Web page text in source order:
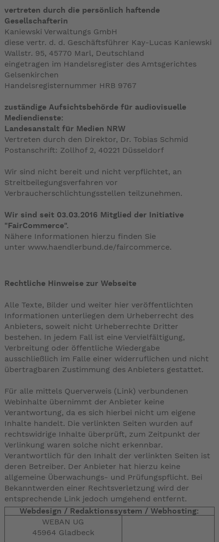
vertreten durch die persönlich haftende
Gesellschafterin
Kaniewski Verwaltungs GmbH
diese vertr. d. d. Geschäftsführer Kay-Lucas Kaniewski
Wallstr. 95, 45770 Marl, Deutschland
eingetragen im Handelsregister des Amtsgerichtes
Gelsenkirchen
Handelsregisternummer HRB 9767
zuständige Aufsichtsbehörde für audiovisuelle
Mediendienste:
Landesanstalt für Medien NRW
Vertreten durch den Direktor, Dr. Tobias Schmid
Postanschrift: Zollhof 2, 40221 Düsseldorf
Wir sind nicht bereit und nicht verpflichtet, an
Streitbeilegungsverfahren vor
Verbraucherschlichtungsstellen teilzunehmen.
Wir sind seit 03.03.2016 Mitglied der Initiative
"FairCommerce".
Nähere Informationen hierzu finden Sie
unter www.haendlerbund.de/faircommerce.
Rechtliche Hinweise zur Webseite
Alle Texte, Bilder und weiter hier veröffentlichten
Informationen unterliegen dem Urheberrecht des
Anbieters, soweit nicht Urheberrechte Dritter
bestehen. In jedem Fall ist eine Vervielfältigung,
Verbreitung oder öffentliche Wiedergabe
ausschließlich im Falle einer widerruflichen und nicht
übertragbaren Zustimmung des Anbieters gestattet.
Für alle mittels Querverweis (Link) verbundenen
Webinhalte übernimmt der Anbieter keine
Verantwortung, da es sich hierbei nicht um eigene
Inhalte handelt. Die verlinkten Seiten wurden auf
rechtswidrige Inhalte überprüft, zum Zeitpunkt der
Verlinkung waren solche nicht erkennbar.
Verantwortlich für den Inhalt der verlinkten Seiten ist
deren Betreiber. Der Anbieter hat hierzu keine
allgemeine Überwachungs- und Prüfungspflicht. Bei
Bekanntwerden einer Rechtsverletzung wird der
entsprechende Link jedoch umgehend entfernt.
Webdesign / Redaktionssystem / Webhosting:
WEBAN UG
45964 Gladbeck